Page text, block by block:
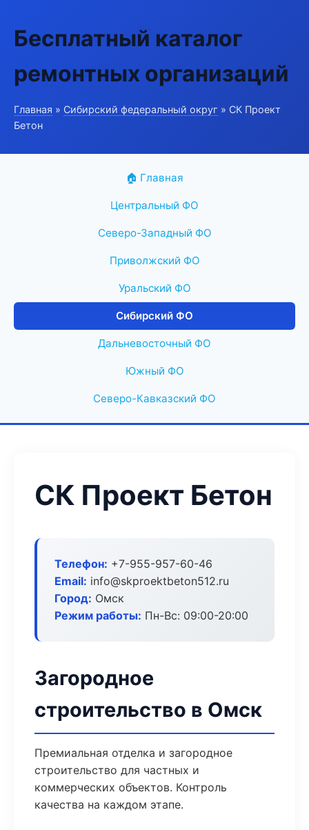
Бесплатный каталог
ремонтных организаций
Главная » Сибирский федеральный округ » СК Проект
Бетон
🏠 Главная
Центральный ФО
Северо-Западный ФО
Приволжский ФО
Уральский ФО
Сибирский ФО
Дальневосточный ФО
Южный ФО
Северо-Кавказский ФО
СК Проект Бетон
Телефон: +7-955-957-60-46
Email: info@skproektbeton512.ru
Город: Омск
Режим работы: Пн-Вс: 09:00-20:00
Загородное
строительство в Омск
Премиальная отделка и загородное
строительство для частных и
коммерческих объектов. Контроль
качества на каждом этапе.